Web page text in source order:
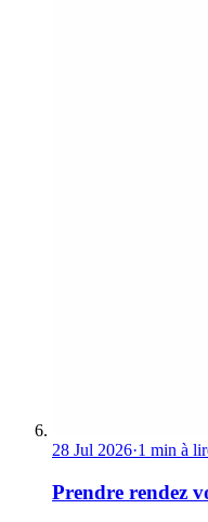
28 Jul 2026·1 min à
Prendre rendez